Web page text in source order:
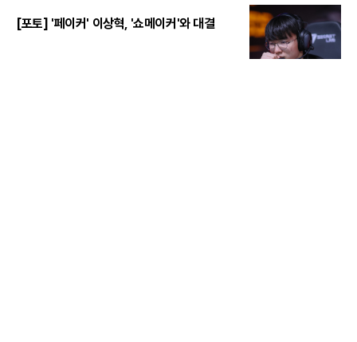
[포토] '페이커' 이상혁, '쇼메이커'와 대결